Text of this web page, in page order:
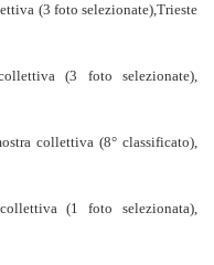
(3 foto selezionate),Trieste
(3 foto selezionate),
collettiva (8° classificato),
(1 foto selezionata),